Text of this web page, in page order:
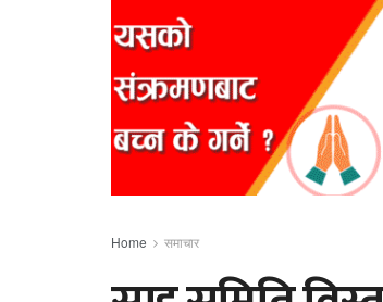
Home समाचार